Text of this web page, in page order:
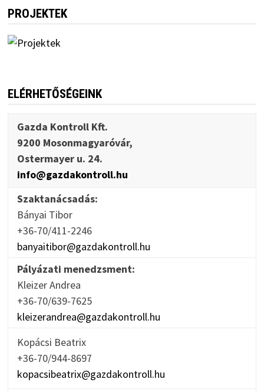
PROJEKTEK
ELÉRHETŐSÉGEINK
Gazda Kontroll Kft.
9200 Mosonmagyaróvár,
Ostermayer u. 24.
info@gazdakontroll.hu
Szaktanácsadás:
Bányai Tibor
+36-70/411-2246
banyaitibor@gazdakontroll.hu
Pályázati menedzsment:
Kleizer Andrea
+36-70/639-7625
kleizerandrea@gazdakontroll.hu
Kopácsi Beatrix
+36-70/944-8697
kopacsibeatrix@gazdakontroll.hu